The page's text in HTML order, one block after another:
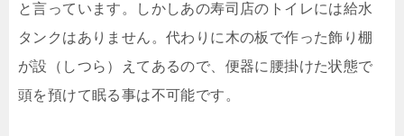
と言っています。しかしあの寿司店のトイレには給水
タンクはありません。代わりに木の板で作った飾り棚
が設（しつら）えてあるので、便器に腰掛けた状態で
頭を預けて眠る事は不可能です。